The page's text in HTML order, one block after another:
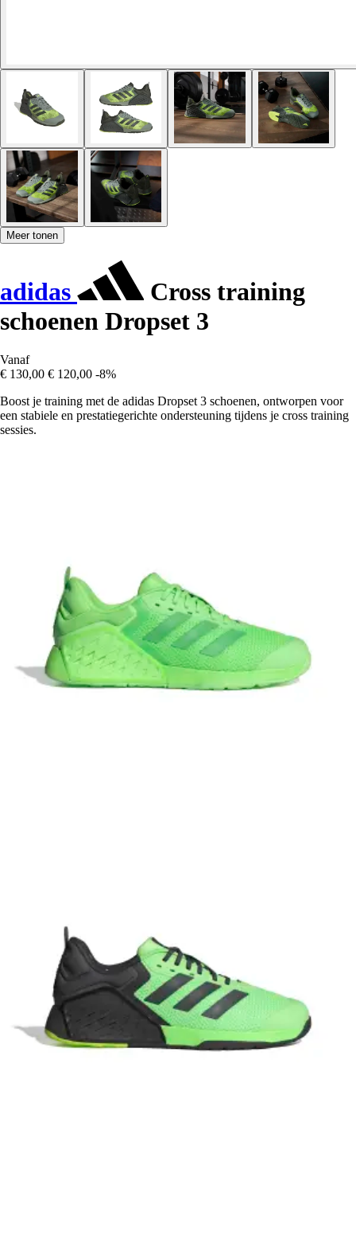
Meer tonen
adidas
Cross training
schoenen Dropset 3
Vanaf
€ 130,00 € 120,00 -8%
Boost je training met de adidas Dropset 3 schoenen, ontworpen voor
een stabiele en prestatiegerichte ondersteuning tijdens je cross training
sessies.